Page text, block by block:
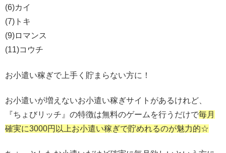
(6)カイ
(7)トキ
(9)ロマンス
(11)コウチ
お小遣い稼ぎで上手く貯まらない方に！
お小遣いが増えないお小遣い稼ぎサイトがあるけれど、
『ちょびリッチ』の特徴は無料のゲームを行うだけで毎月
確実に3000円以上お小遣い稼ぎで貯めれるのが魅力的☆